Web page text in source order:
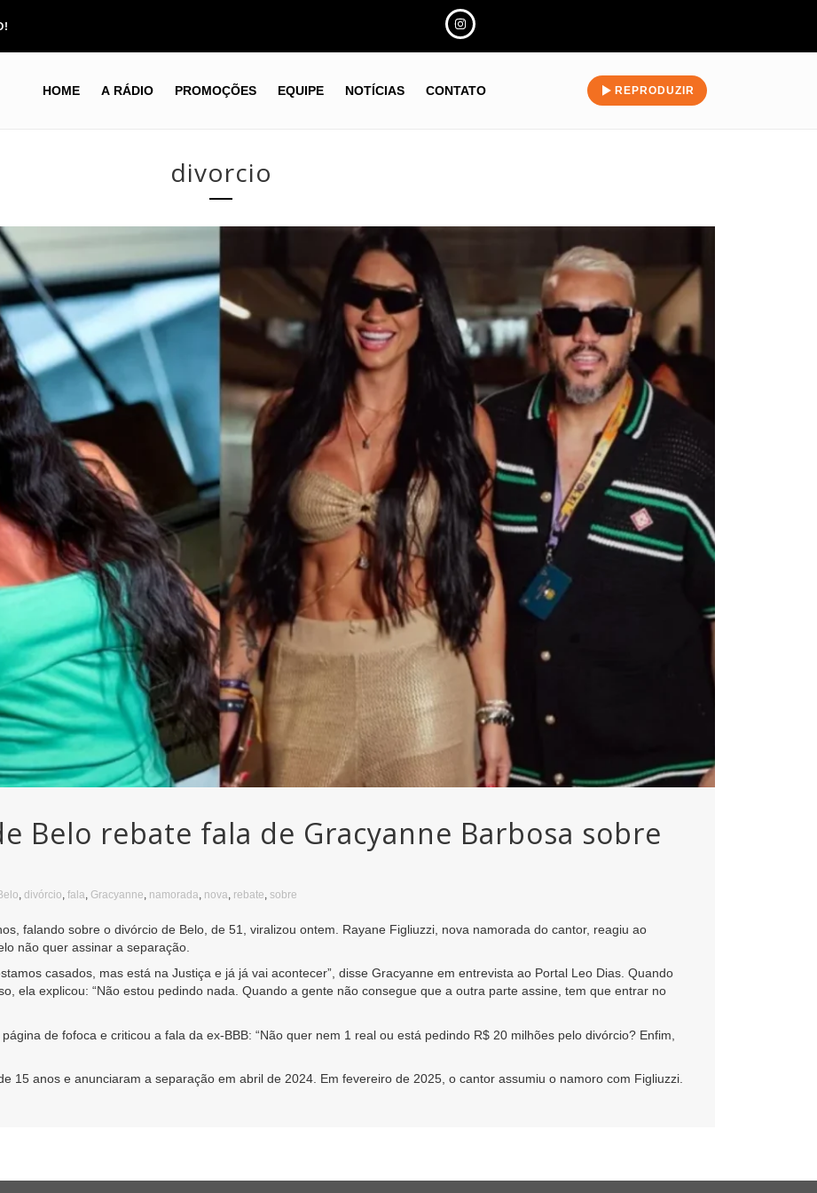
HOME A RÁDIO PROMOÇÕES EQUIPE NOTÍCIAS CONTATO REPRODUZIR
divorcio
Belo rebate fala de Gracyanne Barbosa sobre
, divórcio, fala, Gracyanne, namorada, nova, rebate, sobre
falando sobre o divórcio de Belo, de 51, viralizou ontem. Rayane Figliuzzi, nova namorada do cantor, reagiu ao
não quer assinar a separação.
casados, mas está na Justiça e já já vai acontecer”, disse Gracyanne em entrevista ao Portal Leo Dias. Quando
ela explicou: “Não estou pedindo nada. Quando a gente não consegue que a outra parte assine, tem que entrar no
de fofoca e criticou a fala da ex-BBB: “Não quer nem 1 real ou está pedindo R$ 20 milhões pelo divórcio? Enfim,
15 anos e anunciaram a separação em abril de 2024. Em fevereiro de 2025, o cantor assumiu o namoro com Figliuzzi.